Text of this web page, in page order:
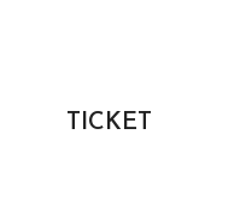
TICKET